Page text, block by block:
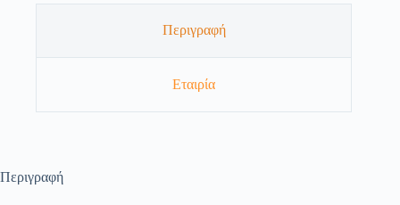
Περιγραφή
Εταιρία
Περιγραφή